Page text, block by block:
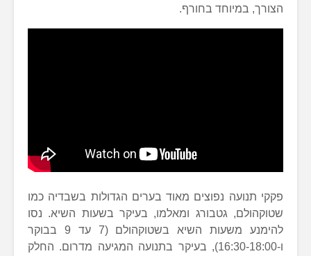
הצורך, במיוחד בחורף.
פקקי תנועה נפוצים מאוד בערים הגדולות בשבדיה כמו
שטוקהולם, גטבורג ומאלמו, בעיקר בשעות השיא. נסו
להימנע משעות השיא בשטוקהולם (7 עד 9 בבוקר
ו-16:30-18:00), בעיקר בתנועה המגיעה מדרום. החלק